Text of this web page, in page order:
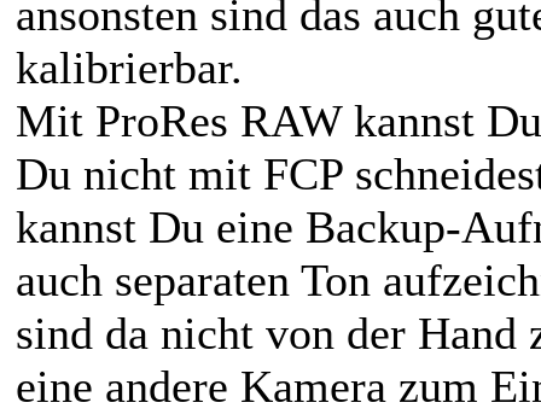
ansonsten sind das auch
kalibrierbar.
Mit ProRes RAW kannst
Du nicht mit FCP
kannst Du eine Backup-
auch separaten Ton
sind da nicht von der Hand
eine andere Kamera zum